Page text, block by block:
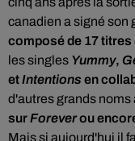
canadien a signé son
composé de 17 titres
les singles Yummy,
etIntentions en
d'autres grands noms
surForeverou
Mais si aujourd'hui il